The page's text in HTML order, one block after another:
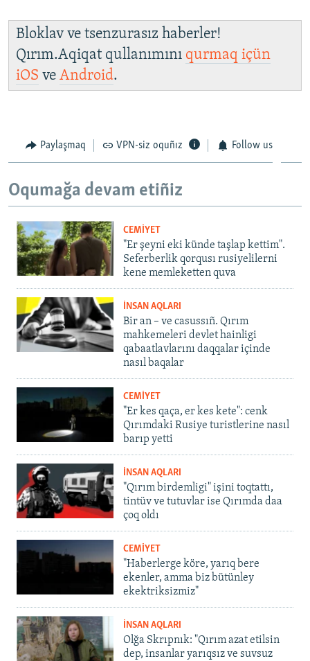
Bloklav ve tsenzurasız haberler!
Qırım.Aqiqat qullanımını qurmaq içün
iOS ve Android.
Paylaşmaq VPN-siz oquñız Follow us
Oqumağa devam etiñiz
CEMİYET
"Er şeyni eki künde taşlap kettim".
Seferberlik qorqusı rusiyelilerni
kene memleketten quva
İNSAN AQLARI
Bir an – ve casussıñ. Qırım
mahkemeleri devlet hainligi
qabaatlavlarını daqqalar içinde
nasıl baqalar
CEMİYET
"Er kes qaça, er kes kete": cenk
Qırımdaki Rusiye turistlerine nasıl
barıp yetti
İNSAN AQLARI
"Qırım birdemligi" işini toqtattı,
tintüv ve tutuvlar ise Qırımda daa
çoq oldı
CEMİYET
"Haberlerge köre, yarıq bere
ekenler, amma biz bütünley
ekektriksizmiz"
İNSAN AQLARI
Olğa Skrıpnık: "Qırım azat etilsin
dep, insanlar yarıqsız ve suvsuz